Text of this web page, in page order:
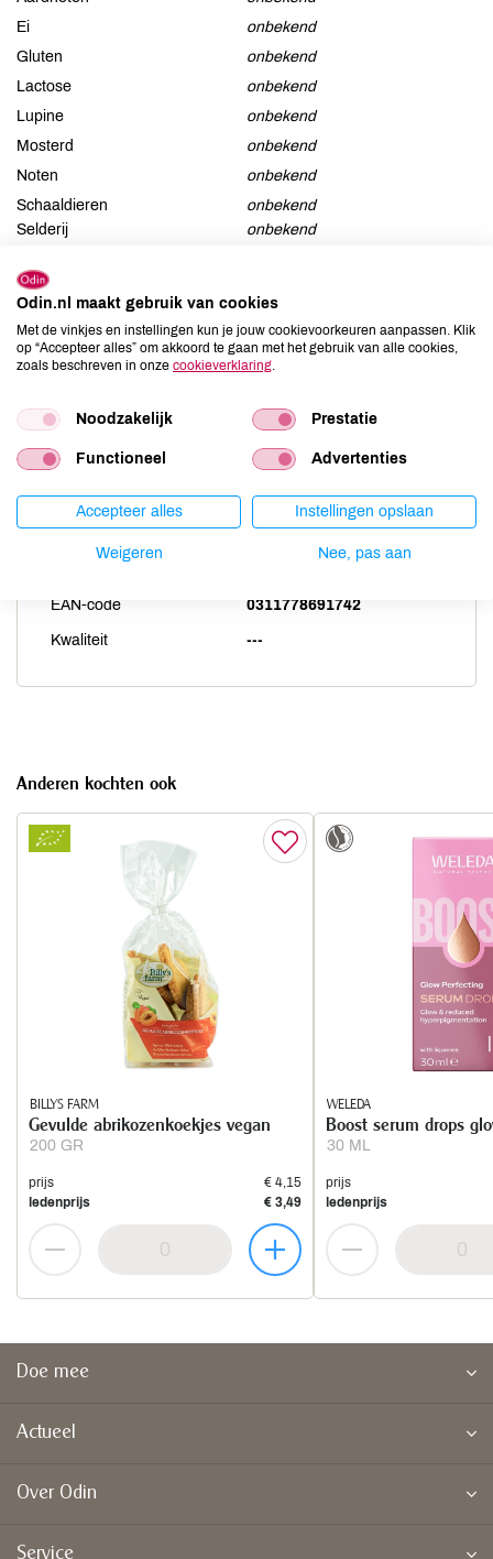
Ei
onbekend
Gluten
onbekend
Lactose
onbekend
Lupine
onbekend
Mosterd
onbekend
Noten
onbekend
Schaaldieren
onbekend
Selderij
onbekend
Soja
Weekdieren
onbekend
Productspecificaties
EAN-code 0311778691742
Kwaliteit ---
Anderen kochten ook
BILLYS FARM
200 GR
Gevulde abrikozenkoekjes vegan
prijs
€ 4,15
ledenprijs
€ 3,49
WELEDA
30 ML
Boost serum drops
prijs
ledenprijs
Doe mee
Actueel
Over Odin
Service
Odin.nl maakt gebruik van cookies
Met de vinkjes en instellingen kun je jouw cookievoorkeuren aanpassen. Klik
op “Accepteer alles” om akkoord te gaan met het gebruik van alle cookies,
zoals beschreven in onze cookieverklaring
Noodzakelijk Prestatie
Functioneel Advertenties
Accepteer alles Instellingen opslaan
Weigeren Nee, pas aan